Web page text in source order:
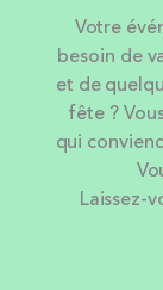
Votre
besoin de
et de
fête ?
qui
Laissez-